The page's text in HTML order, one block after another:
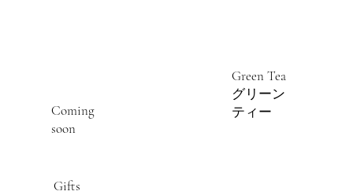
Green Tea
グリーン
ティー
Coming
soon
Gifts